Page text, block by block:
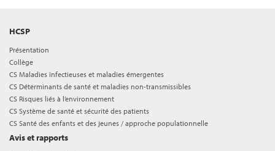
HCSP
Présentation
Collège
CS Maladies infectieuses et maladies émergentes
CS Déterminants de santé et maladies non-transmissibles
CS Risques liés à l’environnement
CS Système de santé et sécurité des patients
CS Santé des enfants et des jeunes / approche populationnelle
Avis et rapports